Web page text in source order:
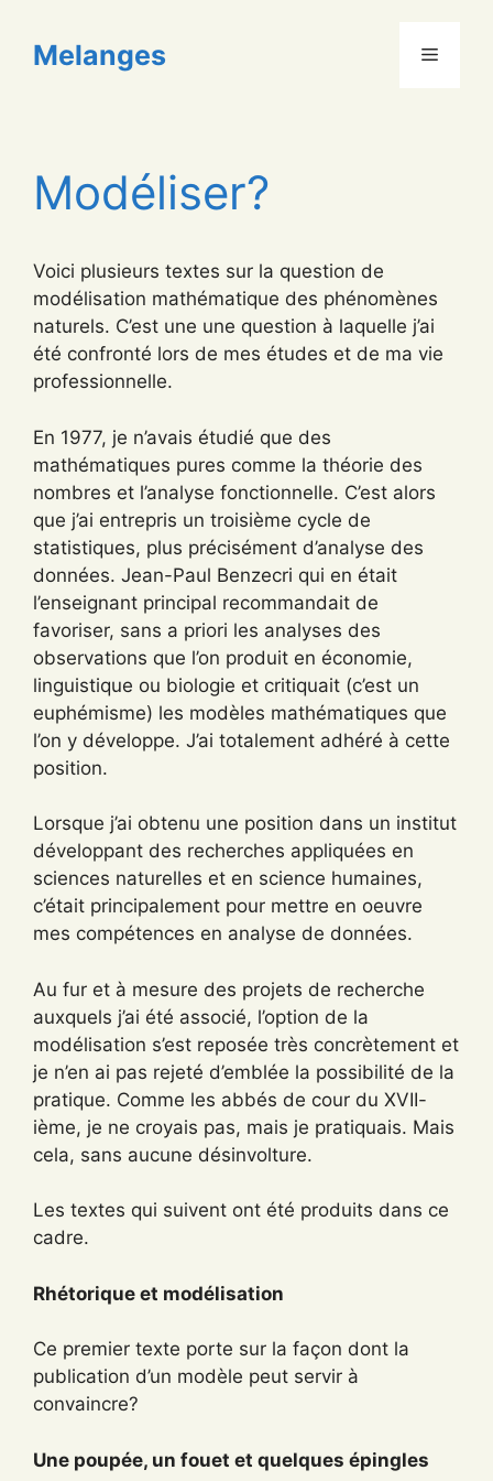
contenuMelanges Menu
Modéliser?
Voici plusieurs textes sur la question de
modélisation mathématique des phénomènes
naturels. C’est une une question à laquelle j’ai
été confronté lors de mes études et de ma vie
professionnelle.
En 1977, je n’avais étudié que des
mathématiques pures comme la théorie des
nombres et l’analyse fonctionnelle. C’est alors
que j’ai entrepris un troisième cycle de
statistiques, plus précisément d’analyse des
données. Jean-Paul Benzecri qui en était
l’enseignant principal recommandait de
favoriser, sans a priori les analyses des
observations que l’on produit en économie,
linguistique ou biologie et critiquait (c’est un
euphémisme) les modèles mathématiques que
l’on y développe. J’ai totalement adhéré à cette
position.
Lorsque j’ai obtenu une position dans un institut
développant des recherches appliquées en
sciences naturelles et en science humaines,
c’était principalement pour mettre en oeuvre
mes compétences en analyse de données.
Au fur et à mesure des projets de recherche
auxquels j’ai été associé, l’option de la
modélisation s’est reposée très concrètement et
je n’en ai pas rejeté d’emblée la possibilité de la
pratique. Comme les abbés de cour du XVII-
ième, je ne croyais pas, mais je pratiquais. Mais
cela, sans aucune désinvolture.
Les textes qui suivent ont été produits dans ce
cadre.
Rhétorique et modélisation
Ce premier texte porte sur la façon dont la
publication d’un modèle peut servir à
convaincre?
Une poupée, un fouet et quelques épingles